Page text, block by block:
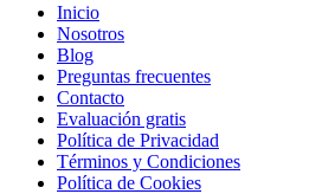
Inicio
Nosotros
Blog
Preguntas frecuentes
Contacto
Evaluación gratis
Política de Privacidad
Términos y Condiciones
Política de Cookies